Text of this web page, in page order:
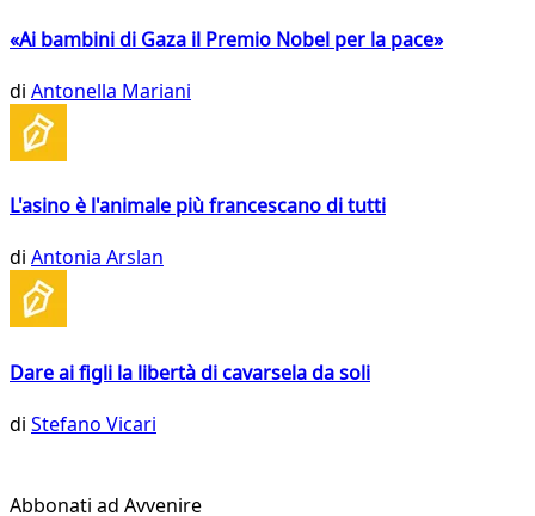
«Ai bambini di Gaza il Premio Nobel per la pace»
di Antonella Mariani
L'asino è l'animale più francescano di tutti
di Antonia Arslan
Dare ai figli la libertà di cavarsela da soli
di Stefano Vicari
Abbonati ad Avvenire